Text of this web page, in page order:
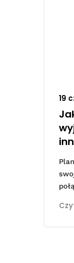
19